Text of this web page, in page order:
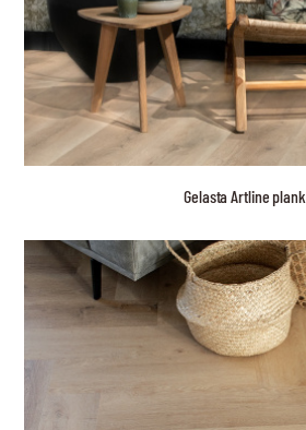
Gelasta Artline plank